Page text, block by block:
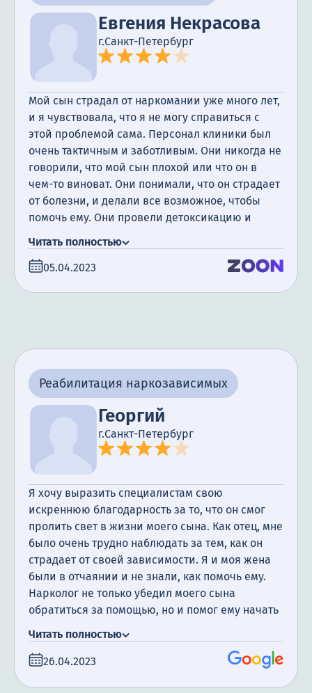
Евгения Некрасова
г.Санкт-Петербург
Мой сын страдал от наркомании уже много лет,
и я чувствовала, что я не могу справиться с
этой проблемой сама. Персонал клиники был
очень тактичным и заботливым. Они никогда не
говорили, что мой сын плохой или что он в
чем-то виноват. Они понимали, что он страдает
от болезни, и делали все возможное, чтобы
помочь ему. Они провели детоксикацию и
он продолжит употреблять наркотики.
Особенно я хотела бы отметить психиатра
невероятно счастлива. Я вижу, что он
решительный в своем поведении и словах, и
знаю, что это благодаря помощи и поддержке
этой клиники. Спасибо!
Читать полностью
05.04.2023
Реабилитация наркозависимых
Георгий
г.Санкт-Петербург
Я хочу выразить специалистам свою
искреннюю благодарность за то, что он смог
пролить свет в жизни моего сына. Как отец, мне
было очень трудно наблюдать за тем, как он
страдает от своей зависимости. Я и моя жена
были в отчаянии и не знали, как помочь ему.
Нарколог не только убедил моего сына
обратиться за помощью, но и помог ему начать
реабилитацию в центре, и мы видим, как он
постепенно меняется. Вы не просто работаете,
Читать полностью
26.04.2023